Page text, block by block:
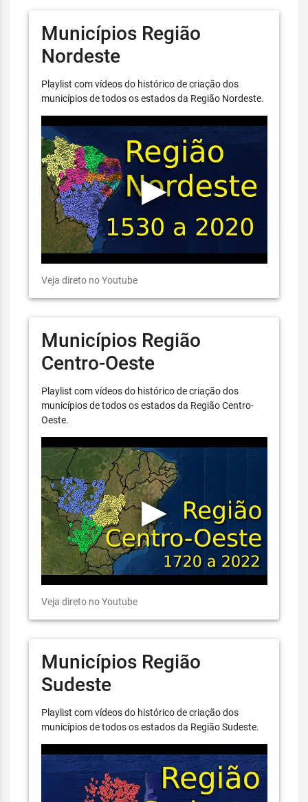
Municípios Região
Nordeste
Playlist com vídeos do histórico de criação dos
municípios de todos os estados da Região Nordeste.
Veja direto no Youtube
Municípios Região
Centro-Oeste
Playlist com vídeos do histórico de criação dos
municípios de todos os estados da Região Centro-
Oeste.
Veja direto no Youtube
Municípios Região
Sudeste
Playlist com vídeos do histórico de criação dos
municípios de todos os estados da Região Sudeste.